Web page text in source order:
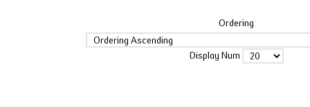
Ordering
Display Num